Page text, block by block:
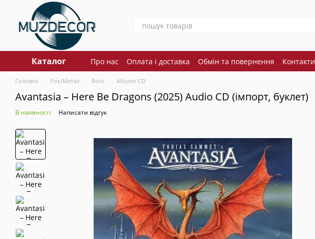
Перейти до основного контенту
Каталог Про нас Оплата і доставка Обмін та повернення Контакти
Головна Рок/Метал Rock Albums CD
Avantasia – Here Be Dragons (2025) Audio CD (імпорт, буклет)
В наявності Написати відгук